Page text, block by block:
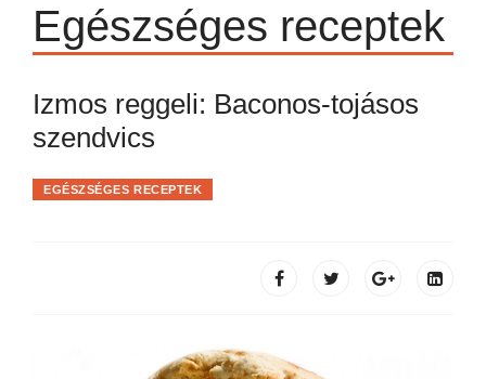
Egészséges receptek
Izmos reggeli: Baconos-tojásos
szendvics
EGÉSZSÉGES RECEPTEK